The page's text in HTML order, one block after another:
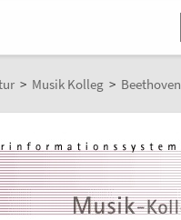
> Musik Kolleg > Beethoven